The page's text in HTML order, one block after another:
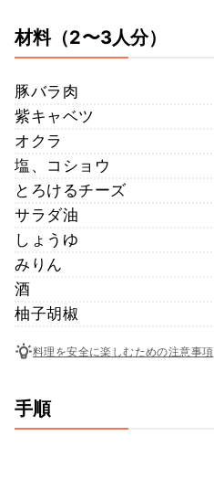
材料（2〜3人分）
豚バラ肉
紫キャベツ
オクラ
塩、コショウ
とろけるチーズ
サラダ油
しょうゆ
みりん
酒
柚子胡椒
料理を安全に楽しむための注意事項
手順